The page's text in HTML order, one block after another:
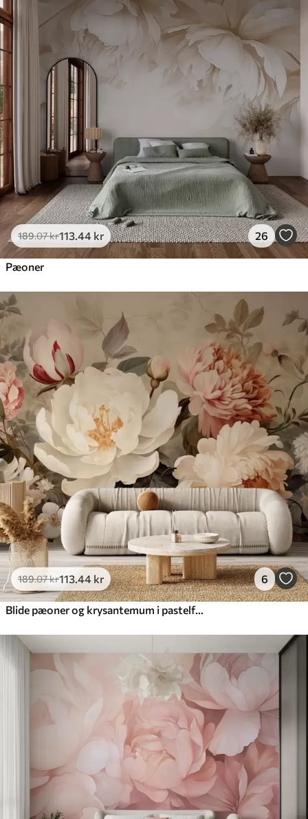
189.07kr113 .44 kr 26
Pæoner
189.07kr113.44 kr 6
Blide pæoner og krysantemum i pastelfarver